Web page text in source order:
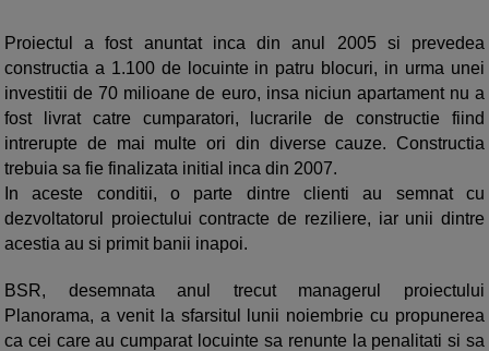
Proiectul a fost anuntat inca din anul 2005 si prevedea
constructia a 1.100 de locuinte in patru blocuri, in urma unei
investitii de 70 milioane de euro, insa niciun apartament nu a
fost livrat catre cumparatori, lucrarile de constructie fiind
intrerupte de mai multe ori din diverse cauze. Constructia
trebuia sa fie finalizata initial inca din 2007.
In aceste conditii, o parte dintre clienti au semnat cu
dezvoltatorul proiectului contracte de reziliere, iar unii dintre
acestia au si primit banii inapoi.
BSR, desemnata anul trecut managerul proiectului
Planorama, a venit la sfarsitul lunii noiembrie cu propunerea
ca cei care au cumparat locuinte sa renunte la penalitati si sa